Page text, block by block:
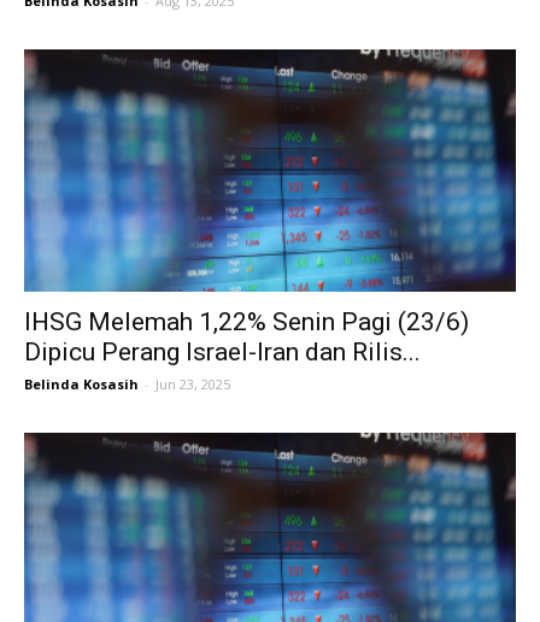
IHSG Melemah 1,22% Senin Pagi (23/6)
Dipicu Perang Israel-Iran dan Rilis...
Belinda Kosasih - Jun 23, 2025